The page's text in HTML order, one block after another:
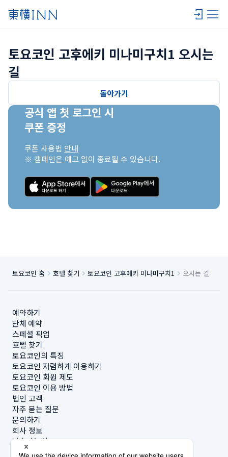
토요코인 고후에키 미나미구치1 오시는
길
돌아가기
공식 앱 첫 로그인 시
쿠폰 증정
쿠폰 사용법 안내
※ 캠페인은 예고 없이 종료될 수 있습니다.
토요코인 홈 호텔 찾기 토요코인 고후에키 미나미구치1 오시는 길
예약하기
단체 예약
스페셜 픽업
호텔 찾기
토요코인의 특징
토요코인 저렴하게 이용하기
토요코인 회원 제도
토요코인 이용 방법
법인 고객
자주 묻는 질문
문의하기
회사 정보
지속가능성